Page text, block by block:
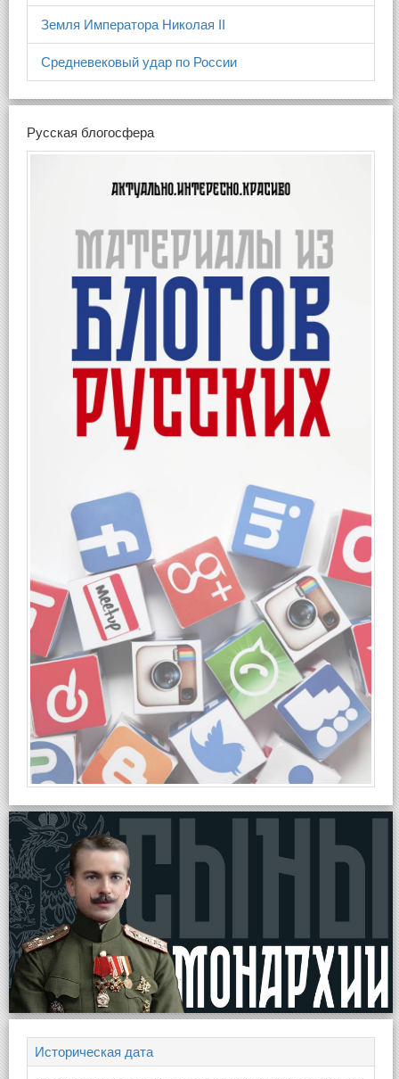
Земля Императора Николая II
Средневековый удар по России
Русская блогосфера
Историческая дата